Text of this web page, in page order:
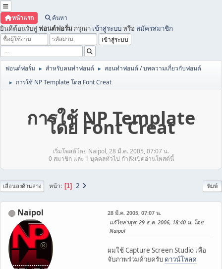
หน้าแรก ค้นหา
ยินดีต้อนรับสู่ ฟอนต์ฟอรั่ม กรุณา เข้าสู่ระบบหรือ สมัครสมาชิก
ฟอนต์ฟอรั่ม ► สำหรับคนทำฟอนต์ ► สอนทำฟอนต์ / บทความเกี่ยวกับฟอนต์
► การใช้ NP Template โดย Font Creat
การใช้ NP Template
โดย Font Creat
เริ่มโพสต์โดย Naipol, 28 มี.ค. 2005, 07:07 น.
0 สมาชิก และ 1 บุคคลทั่วไป กำลังเปิดอ่านโพสต์นี้
พิมพ์
เลื่อนลงด้านล่าง หน้า 1 2
Naipol
28 มี.ค. 2005, 07:07 น.
แก้ไขล่าสุด: 29 ธ.ค. 2006, 18:40 น. โดย
Naipol
ผมใช้ Capture Screen Studio เพื่อ
จับภาพร่วมด้วยครับ ดาวน์โหลด